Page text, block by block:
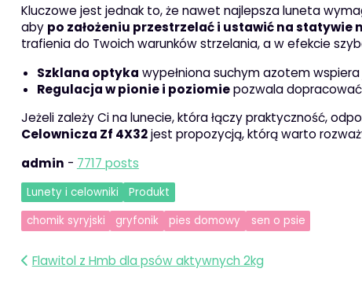
Kluczowe jest jednak to, że nawet najlepsza luneta
aby po założeniu przestrzelać i ustawić na statywie
trafienia do Twoich warunków strzelania, a w efekcie
Szklana optyka wypełniona suchym azotem wspiera
Regulacja w pionie i poziomiepozwala
Jeżeli zależy Ci na lunecie, która łączy praktyczność,
Celownicza Zf 4X32jest propozycją, którą warto
admin - 7717 posts
Lunety i celowniki
Produkt
chomik syryjski
gryfonik pies domowy sen o psie
Nawigacja
Flawitol z Hmb dla psów aktywnych 2kg